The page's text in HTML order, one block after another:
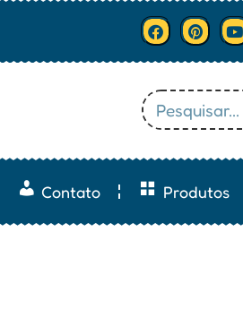
Contato Produtos